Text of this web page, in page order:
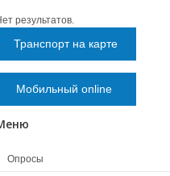
результатов.
Транспорт на карте
Мобильный online
Опросы